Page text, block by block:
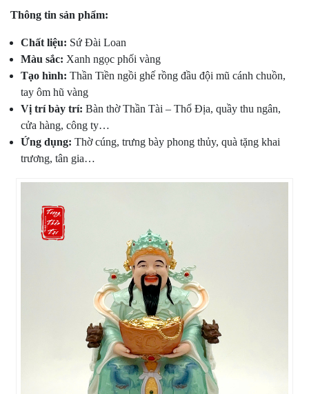
Thông tin sản phẩm:
Chất liệu: Sứ Đài Loan
Màu sắc: Xanh ngọc phối vàng
Tạo hình: Thần Tiền ngồi ghế rồng đầu đội mũ cánh chuồn,
tay ôm hũ vàng
Vị trí bày trí: Bàn thờ Thần Tài – Thổ Địa, quầy thu ngân,
cửa hàng, công ty…
Ứng dụng: Thờ cúng, trưng bày phong thủy, quà tặng khai
trương, tân gia…